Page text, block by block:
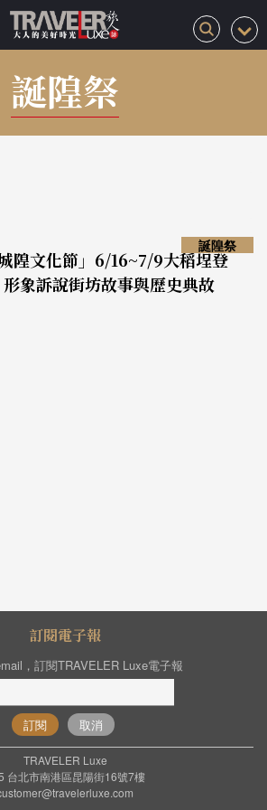
誕隍祭
隍文化節」6/16~7/9大稻埕登
象訴說街坊故事與歷史典故
誕隍祭
訂閱電子報
，訂閱TRAVELER Luxe電子報
訂閱 取消
TRAVELER Luxe
台北市南港區昆陽街16號7樓